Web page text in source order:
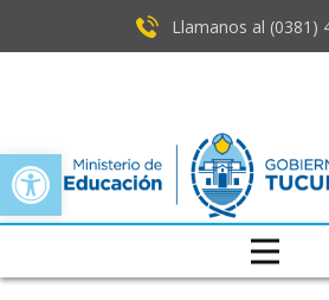
Open toolbar
Llamanos al (0381)